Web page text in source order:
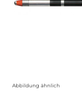
Abbildung ähnlich